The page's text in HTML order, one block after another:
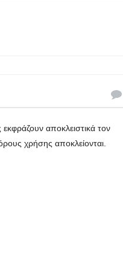
αποκλειστικά τον
χρήσης αποκλείονται.